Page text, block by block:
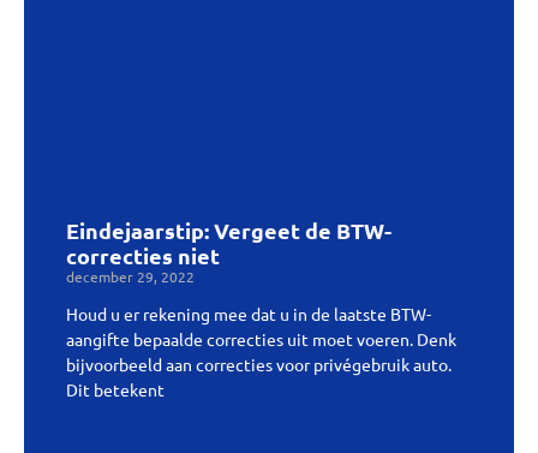
Eindejaarstip: Vergeet de BTW-
correcties niet
december 29, 2022
Houd u er rekening mee dat u in de laatste BTW-
aangifte bepaalde correcties uit moet voeren. Denk
bijvoorbeeld aan correcties voor privégebruik auto.
Dit betekent